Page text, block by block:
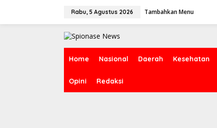
Rabu, 5 Agustus 2026 Tambahkan Menu
Home Nasional Daerah Kesehatan
Opini Redaksi